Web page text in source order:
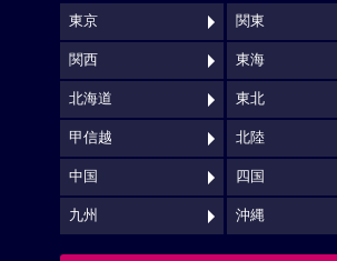
東京 関東
関西 東海
北海道 東北
甲信越 北陸
中国 四国
九州 沖縄